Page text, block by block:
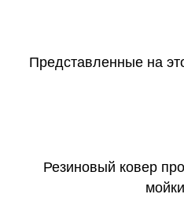
Представленные на
Резиновый ковер